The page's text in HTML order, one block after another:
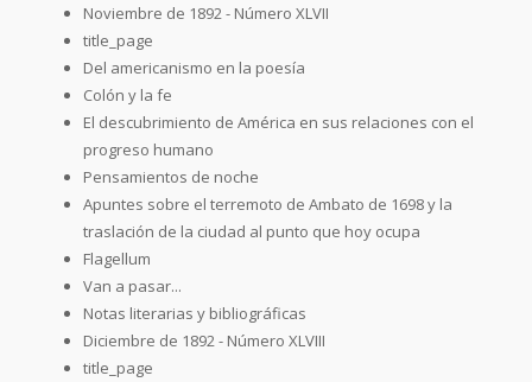
Noviembre de 1892 - Número XLVII
title_page
Del americanismo en la poesía
Colón y la fe
El descubrimiento de América en sus relaciones con el
progreso humano
Pensamientos de noche
Apuntes sobre el terremoto de Ambato de 1698 y la
traslación de la ciudad al punto que hoy ocupa
Flagellum
Van a pasar...
Notas literarias y bibliográficas
Diciembre de 1892 - Número XLVIII
title_page